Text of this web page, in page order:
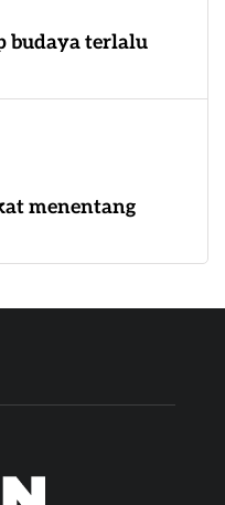
budaya terlalu
menentang